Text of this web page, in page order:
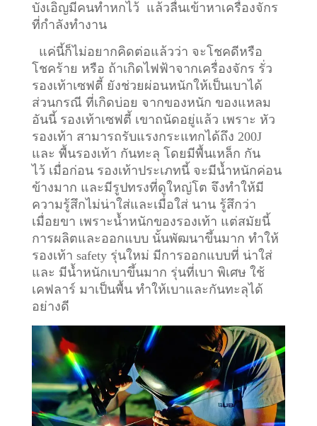
บังเอิญมีคนทำหกไว้ แล้วลื่นเข้าหาเครื่องจักร
ที่กำลังทำงาน
แค่นี้ก็ไม่อยากคิดต่อแล้วว่า จะโชคดีหรือ
โชคร้าย หรือ ถ้าเกิดไฟฟ้าจากเครื่องจักร รั่ว
รองเท้าเซฟตี้ ยังช่วยผ่อนหนักให้เป็นเบาได้
ส่วนกรณี ที่เกิดบ่อย จากของหนัก ของแหลม
อันนี้ รองเท้าเซฟตี้ เขาถนัดอยู่แล้ว เพราะ หัว
รองเท้า สามารถรับแรงกระแทกได้ถึง 200J
และ พื้นรองเท้า กันทะลุ โดยมีพื้นเหล็ก กัน
ไว้ เมื่อก่อน รองเท้าประเภทนี้ จะมีน้ำหนักค่อน
ข้างมาก และมีรูปทรงที่ดูใหญ่โต จึงทำให้มี
ความรู้สึกไม่น่าใส่และเมื่อใส่ นาน รู้สึกว่า
เมื่อยขา เพราะน้ำหนักของรองเท้า แต่สมัยนี้
การผลิตและออกแบบ นั้นพัฒนาขึ้นมาก ทำให้
รองเท้า safety รุ่นใหม่ มีการออกแบบที่ น่าใส่
และ มีน้ำหนักเบาขึ้นมาก รุ่นที่เบา พิเศษ ใช้
เคฟลาร์ มาเป็นพื้น ทำให้เบาและกันทะลุได้
อย่างดี